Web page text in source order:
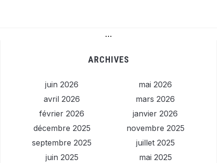
…
ARCHIVES
juin 2026
mai 2026
avril 2026
mars 2026
février 2026
janvier 2026
décembre 2025
novembre 2025
septembre 2025
juillet 2025
juin 2025
mai 2025